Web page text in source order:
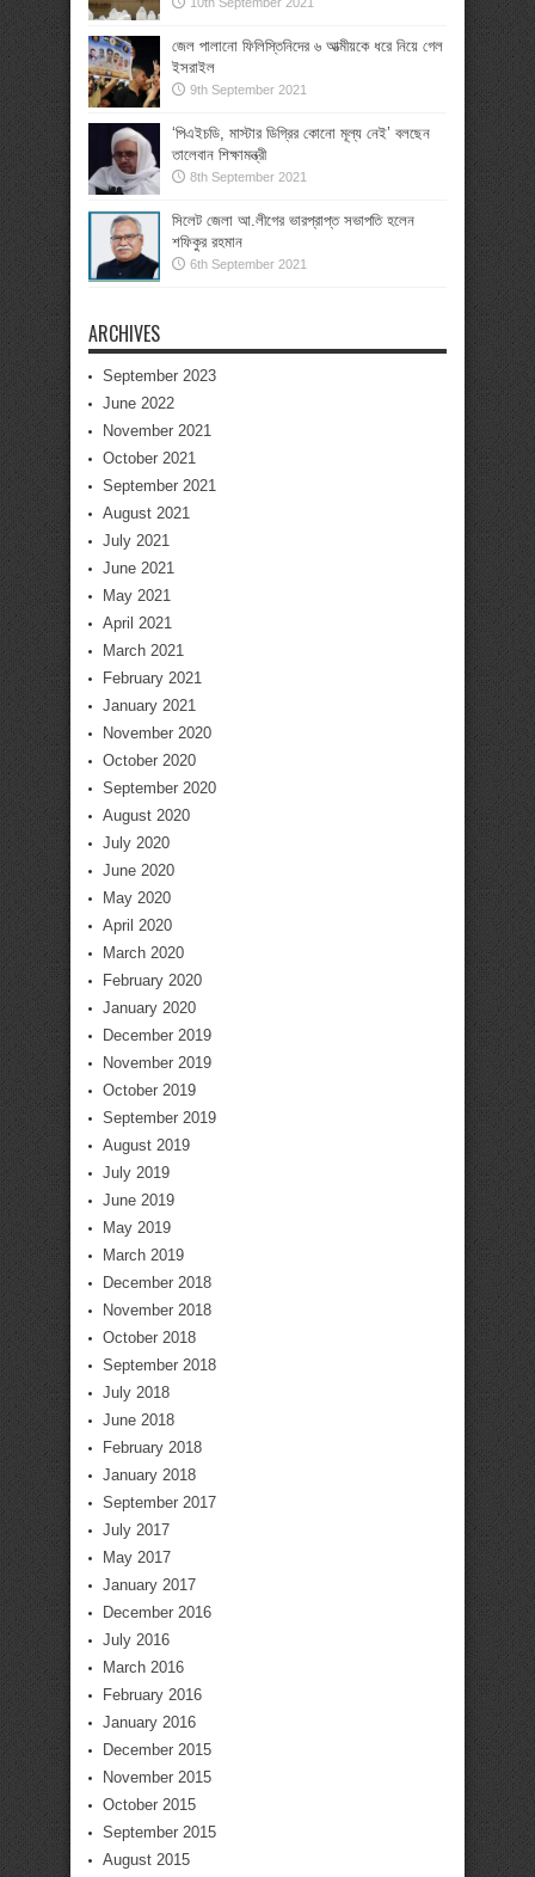
জেল পালানো ফিলিস্তিনিদের ৬ আত্মীয়কে ধরে নিয়ে গেল
ইসরাইল
9th September 2021
‘পিএইচডি, মাস্টার ডিগ্রির কোনো মূল্য নেই’ বলছেন
তালেবান শিক্ষামন্ত্রী
8th September 2021
সিলেট জেলা আ.লীগের ভারপ্রাপ্ত সভাপতি হলেন
শফিকুর রহমান
6th September 2021
ARCHIVES
September 2023
June 2022
November 2021
October 2021
September 2021
August 2021
July 2021
June 2021
May 2021
April 2021
March 2021
February 2021
January 2021
November 2020
October 2020
September 2020
August 2020
July 2020
June 2020
May 2020
April 2020
March 2020
February 2020
January 2020
December 2019
November 2019
October 2019
September 2019
August 2019
July 2019
June 2019
May 2019
March 2019
December 2018
November 2018
October 2018
September 2018
July 2018
June 2018
February 2018
January 2018
September 2017
July 2017
May 2017
January 2017
December 2016
July 2016
March 2016
February 2016
January 2016
December 2015
November 2015
October 2015
September 2015
August 2015